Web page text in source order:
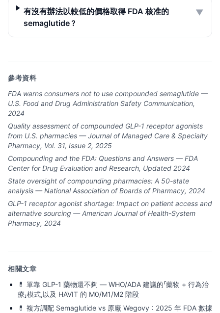
有沒有辦法以較低的價格取得 FDA 核准的
semaglutide？
▼
參考資料
FDA warns consumers not to use compounded semaglutide —
U.S. Food and Drug Administration Safety Communication,
2024
Quality assessment of compounded GLP-1 receptor agonists
from U.S. pharmacies — Journal of Managed Care & Specialty
Pharmacy, Vol. 31, Issue 2, 2025
Compounding and the FDA: Questions and Answers — FDA
Center for Drug Evaluation and Research, Updated 2024
State oversight of compounding pharmacies: A 50-state
analysis — National Association of Boards of Pharmacy, 2024
GLP-1 receptor agonist shortage: Impact on patient access and
alternative sourcing — American Journal of Health-System
Pharmacy, 2024
相關文章
💊 單靠 GLP-1 藥物還不夠 — WHO/ADA 建議的「藥物 + 行為治
療」模式,以及 HAVIT 的 M0/M1/M2 階段
💊 複方調配 Semaglutide vs 原廠 Wegovy：2025 年 FDA 數據